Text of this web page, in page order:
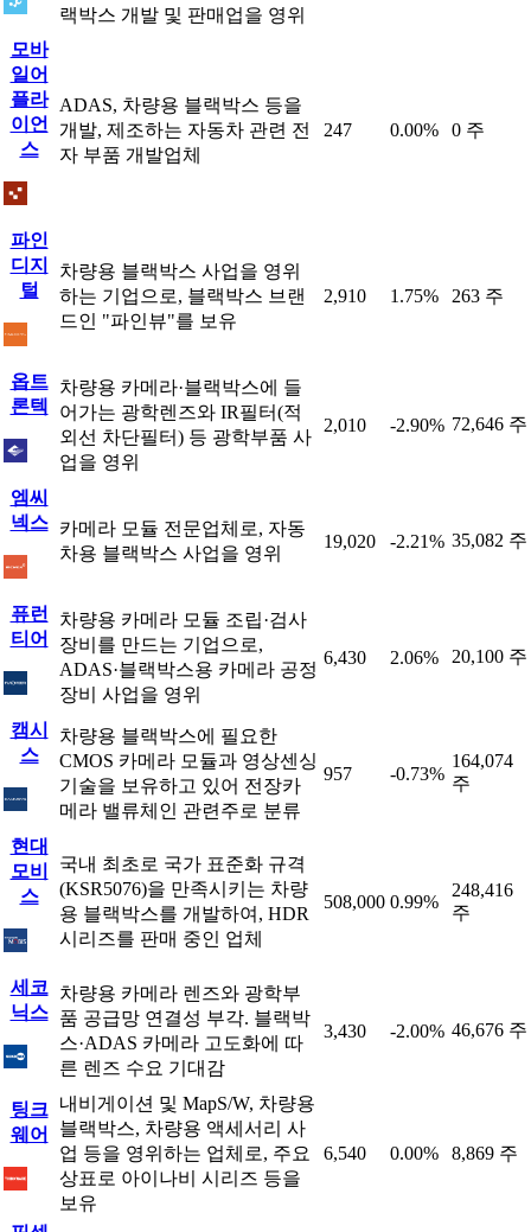
랙박스 개발 및 판매업을 영위
모바
일어
플라
이언
스
ADAS, 차량용 블랙박스 등을
개발, 제조하는 자동차 관련 전
자 부품 개발업체
247 0.00% 0 주
파인
디지
털
차량용 블랙박스 사업을 영위
하는 기업으로, 블랙박스 브랜
드인 "파인뷰"를 보유
2,910 1.75% 263 주
옵트
론텍
차량용 카메라·블랙박스에 들
어가는 광학렌즈와 IR필터(적
외선 차단필터) 등 광학부품 사
업을 영위
2,010 -2.90% 72,646 주
엠씨
넥스
카메라 모듈 전문업체로, 자동
차용 블랙박스 사업을 영위
19,020 -2.21% 35,082 주
퓨런
티어
차량용 카메라 모듈 조립·검사
장비를 만드는 기업으로,
ADAS·블랙박스용 카메라 공정
장비 사업을 영위
6,430 2.06% 20,100 주
캠시
스
차량용 블랙박스에 필요한
CMOS 카메라 모듈과 영상센싱
기술을 보유하고 있어 전장카
메라 밸류체인 관련주로 분류
957 -0.73%
164,074
주
현대
모비
스
국내 최초로 국가 표준화 규격
(KSR5076)을 만족시키는 차량
용 블랙박스를 개발하여, HDR
시리즈를 판매 중인 업체
508,000 0.99%
248,416
주
세코
닉스
차량용 카메라 렌즈와 광학부
품 공급망 연결성 부각. 블랙박
스·ADAS 카메라 고도화에 따
른 렌즈 수요 기대감
3,430 -2.00% 46,676 주
팅크
웨어
내비게이션 및 MapS/W, 차량용
블랙박스, 차량용 액세서리 사
업 등을 영위하는 업체로, 주요
상표로 아이나비 시리즈 등을
보유
6,540 0.00% 8,869 주